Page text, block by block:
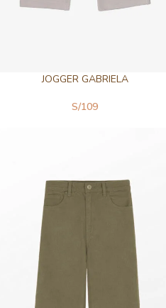
JOGGER GABRIELA
S/109